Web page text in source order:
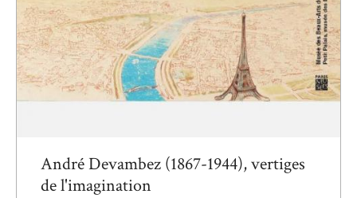
André Devambez (1867-1944), vertiges
de l'imagination